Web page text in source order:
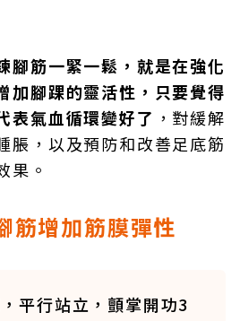
腳筋一緊一鬆，就是在強化
加腳踝的靈活性，只要覺得
表氣血循環變好了 ，對緩解
脹，以及預防和改善足底筋
果。
筋增加筋膜彈性
平行站立，顫掌開功3